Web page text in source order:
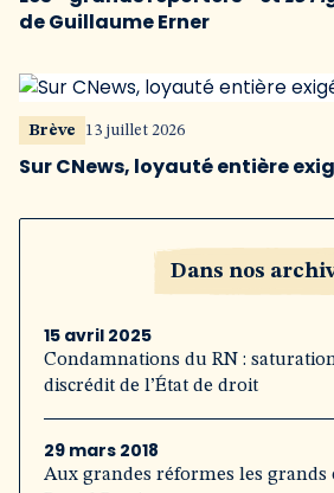
de Guillaume Erner
Brève 13 juillet 2026
Sur CNews, loyauté entière
Dans nos
15 avril 2025
Condamnations du RN :
discrédit de l’État de droit
29 mars 2018
Aux grandes réformes les grands